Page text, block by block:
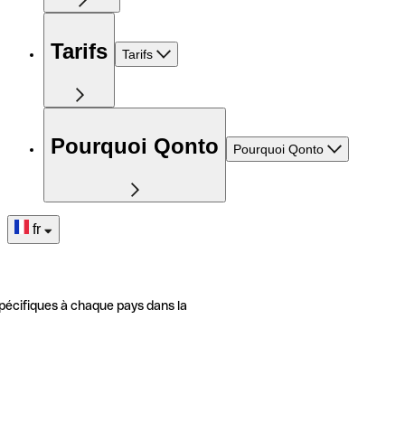
Tarifs Tarifs
Pourquoi Qonto Pourquoi Qonto
fr
à chaque pays dans la